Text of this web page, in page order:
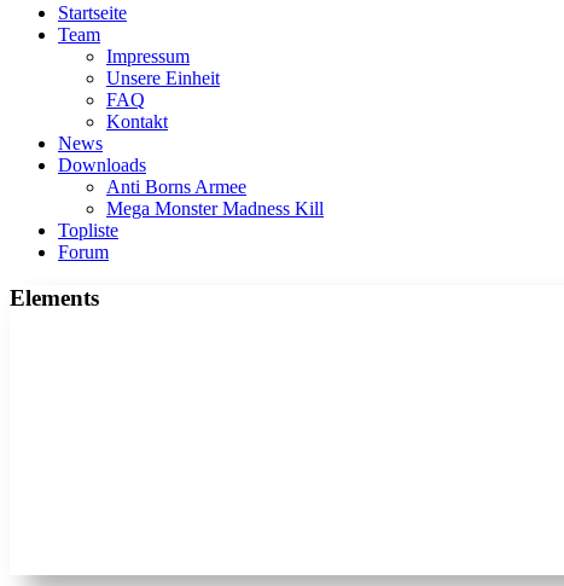
Startseite
Team
Impressum
Unsere Einheit
FAQ
Kontakt
News
Downloads
Anti Borns Armee
Mega Monster Madness Kill
Topliste
Forum
Elements